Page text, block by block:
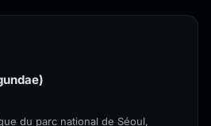
du parc national de Séoul,